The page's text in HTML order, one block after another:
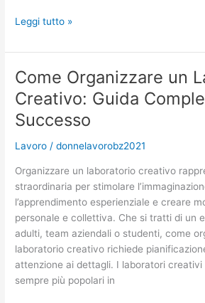
Lavori
Pagati
per
Donne:
Le
Migliori
Opportunità
di
nel
2025
Leggi tutto »
Come Organizzare un
Creativo: Guida
Successo
Lavoro /donnelavorobz2021
Organizzare un laboratorio creativo
straordinaria per stimolare
l’apprendimento esperienziale e creare
personale e collettiva. Che si tratti di un
adulti, team aziendali o studenti, come
laboratorio creativo richiede
attenzione ai dettagli. I laboratori
sempre più popolari in